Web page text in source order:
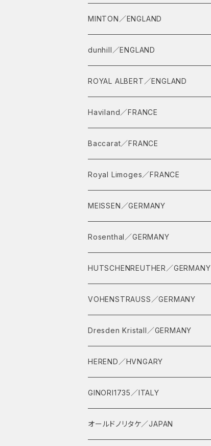
MINTON／ENGLAND
dunhill／ENGLAND
ROYAL ALBERT／ENGLAND
Haviland／FRANCE
Baccarat／FRANCE
Royal Limoges／FRANCE
MEISSEN／GERMANY
イヤープレート
ティーセット
インドの華
Rosenthal／GERMANY
HUTSCHENREUTHER／GERMANY
VOHENSTRAUSS／GERMANY
Dresden Kristall／GERMANY
HEREND／HVNGARY
GINORI1735／ITALY
オールドノリタケ／JAPAN